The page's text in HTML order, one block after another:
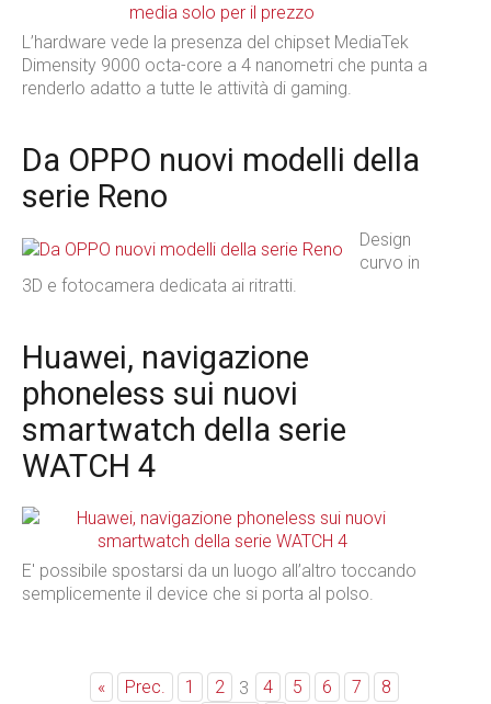
L’hardware vede la presenza del chipset MediaTek
Dimensity 9000 octa-core a 4 nanometri che punta a
renderlo adatto a tutte le attività di gaming.
Da OPPO nuovi modelli della
serie Reno
Design
curvo in
3D e fotocamera dedicata ai ritratti.
Huawei, navigazione
phoneless sui nuovi
smartwatch della serie
WATCH 4
E' possibile spostarsi da un luogo all’altro toccando
semplicemente il device che si porta al polso.
« Prec. 1 2 3 4 5 6 7
8